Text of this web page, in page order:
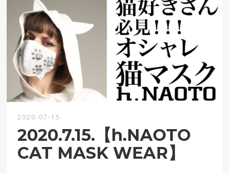
2020-07-15
2020.7.15.【h.NAOTO
CAT MASK WEAR】